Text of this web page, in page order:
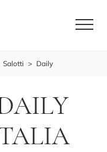
Salotti > Daily